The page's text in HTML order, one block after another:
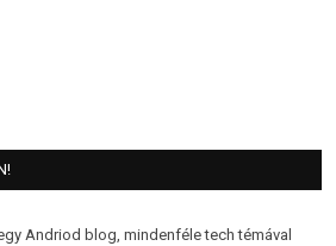
Andriod blog, mindenféle tech témával